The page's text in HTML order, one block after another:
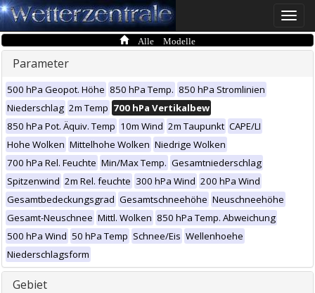
Toggle
Alle Modelle
Parameter
500 hPa Geopot. Höhe 850 hPa Temp. 850 hPa Stromlinien
Niederschlag 2m Temp 700 hPa Vertikalbew
850 hPa Pot. Äquiv. Temp 10m Wind 2m Taupunkt CAPE/LI
Hohe Wolken Mittelhohe Wolken Niedrige Wolken
700 hPa Rel. Feuchte Min/Max Temp. Gesamtniederschlag
Spitzenwind 2m Rel. feuchte 300 hPa Wind 200 hPa Wind
Gesamtbedeckungsgrad Gesamtschneehöhe Neuschneehöhe
Gesamt-Neuschnee Mittl. Wolken 850 hPa Temp. Abweichung
500 hPa Wind 50 hPa Temp Schnee/Eis Wellenhoehe
Niederschlagsform
Gebiet